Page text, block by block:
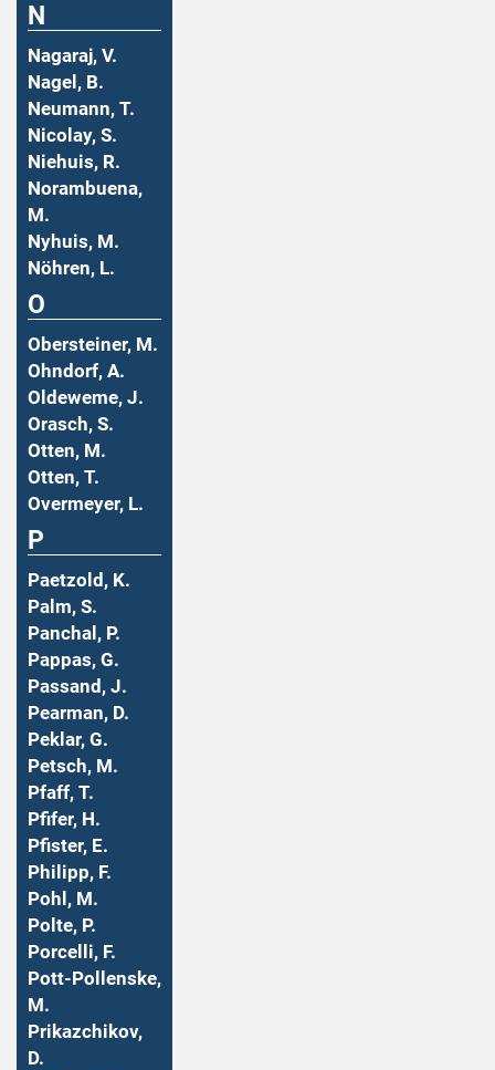
N
Nagaraj, V.
Nagel, B.
Neumann, T.
Nicolay, S.
Niehuis, R.
Norambuena,
M.
Nyhuis, M.
Nöhren, L.
O
Obersteiner, M.
Ohndorf, A.
Oldeweme, J.
Orasch, S.
Otten, M.
Otten, T.
Overmeyer, L.
P
Paetzold, K.
Palm, S.
Panchal, P.
Pappas, G.
Passand, J.
Pearman, D.
Peklar, G.
Petsch, M.
Pfaff, T.
Pfifer, H.
Pfister, E.
Philipp, F.
Pohl, M.
Polte, P.
Porcelli, F.
Pott-Pollenske,
M.
Prikazchikov,
D.